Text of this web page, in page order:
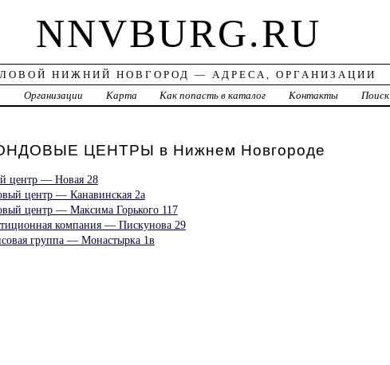
NNVBURG.RU
НИЖНИЙ НОВГОРОД — АДРЕСА, ОРГАНИЗАЦИИ
Организации Карта Как попасть в каталог Контакты Поиск
ЦЕНТРЫ в Нижнем Новгороде
центр — Новая 28
центр — Канавинская 2а
центр — Максима Горького 117
компания — Пискунова 29
группа — Монастырка 1в